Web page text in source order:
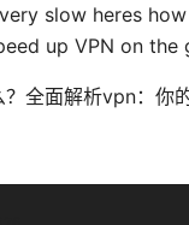
slow heres
up VPN on the
全面解析vpn：你